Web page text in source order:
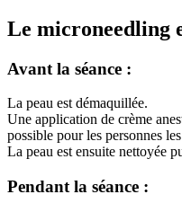
Le microneedling
Avant la séance :
La peau est démaquillée.
Une application de crème
possible pour les personnes
La peau est ensuite nettoyée
Pendant la séance :